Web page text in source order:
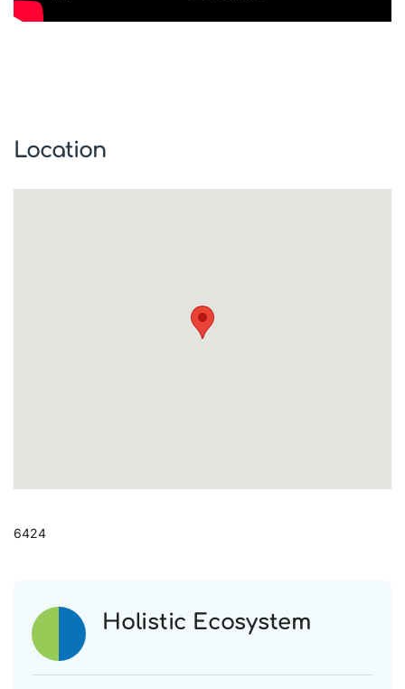
Location
6424
Holistic Ecosystem